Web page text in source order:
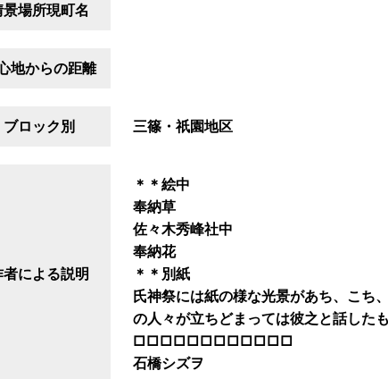
景場所現町名
地からの距離
ブロック別 三篠・祇園地区
者による説明
＊＊絵中
奉納草
佐々木秀峰社中
奉納花
＊＊別紙
氏神祭には紙の様な光景があち、こち
の人々が立ちどまっては彼之と話したも
□□□□□□□□□□□□
石橋シズヲ